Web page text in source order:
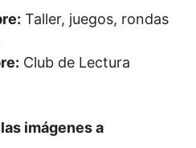
Taller, juegos, rondas
Club de Lectura
imágenes a